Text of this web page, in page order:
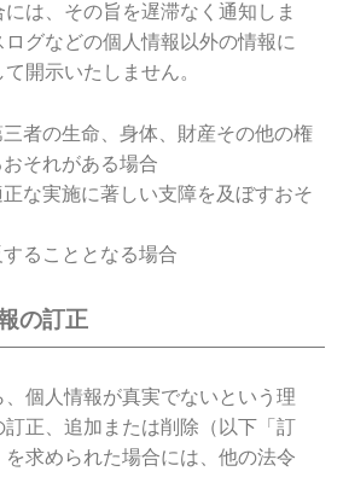
は、その旨を遅滞なく通知しま
グなどの個人情報以外の情報に
開示いたしません。
者の生命、身体、財産その他の権
それがある場合
な実施に著しい支障を及ぼすおそ
ることとなる場合
の訂正
個人情報が真実でないという理
正、追加または削除（以下「訂
求められた場合には、他の法令